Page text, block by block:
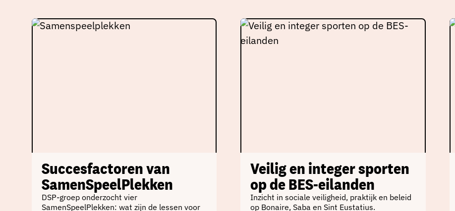
Succesfactoren van
SamenSpeelPlekken
DSP-groep onderzocht vier
SamenSpeelPlekken: wat zijn de lessen voor
Veilig en integer sporten
op de BES-eilanden
Inzicht in sociale veiligheid, praktijk en beleid
op Bonaire, Saba en Sint Eustatius.